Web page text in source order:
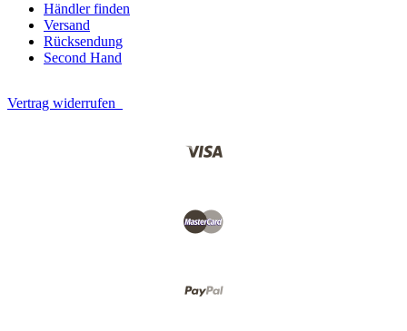
Händler finden
Versand
Rücksendung
Second Hand
Vertrag widerrufen